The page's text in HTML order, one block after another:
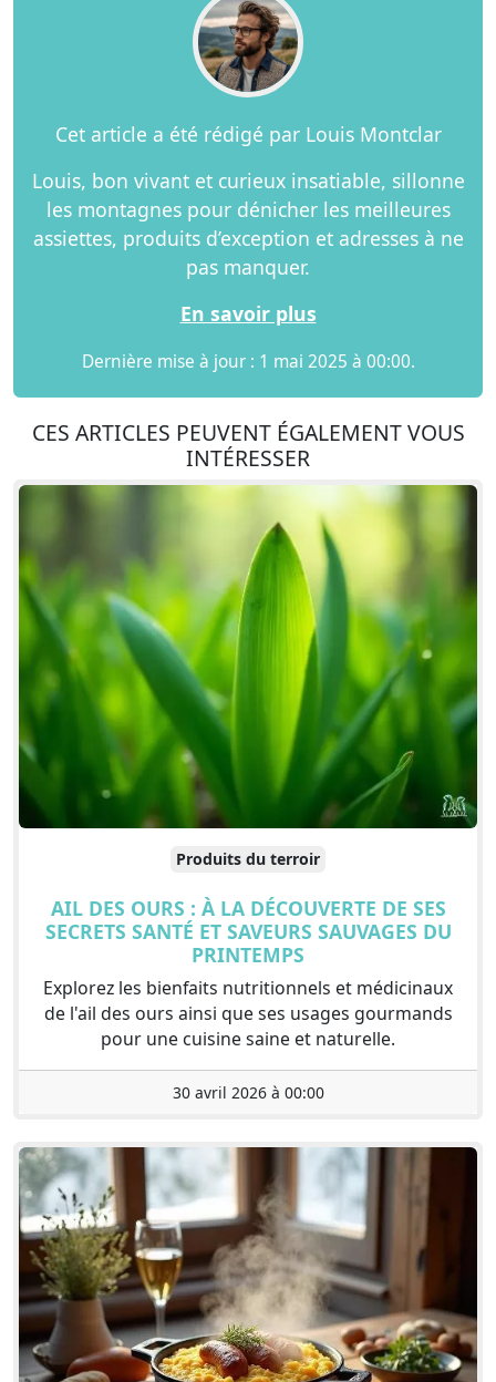
Cet article a été rédigé par Louis Montclar
Louis, bon vivant et curieux insatiable, sillonne
les montagnes pour dénicher les meilleures
assiettes, produits d’exception et adresses à ne
pas manquer.
En savoir plus
Dernière mise à jour : 1 mai 2025 à 00:00.
CES ARTICLES PEUVENT ÉGALEMENT VOUS
INTÉRESSER
Produits du terroir
AIL DES OURS : À LA DÉCOUVERTE DE SES
SECRETS SANTÉ ET SAVEURS SAUVAGES DU
PRINTEMPS
Explorez les bienfaits nutritionnels et médicinaux
de l'ail des ours ainsi que ses usages gourmands
pour une cuisine saine et naturelle.
30 avril 2026 à 00:00